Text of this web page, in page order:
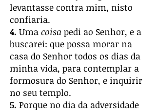
levantasse contra mim, nisto
confiaria.
4. Uma coisa pedi ao Senhor, e a
buscarei: que possa morar na
casa do Senhor todos os dias da
minha vida, para contemplar a
formosura do Senhor, e inquirir
no seu templo.
5. Porque no dia da adversidade